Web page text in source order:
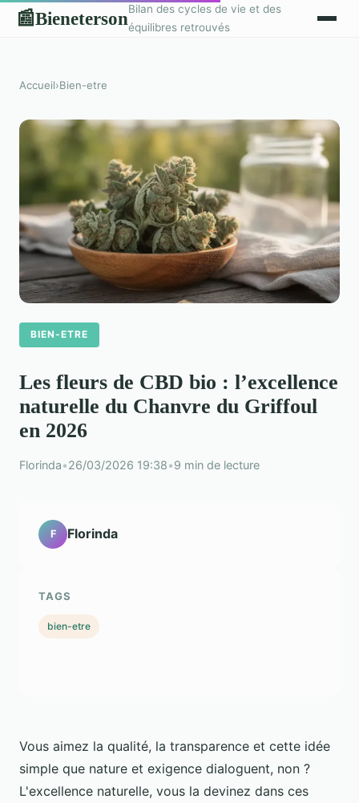
📰BienetersonBilan des cycles de vie et des
équilibres retrouvés
Accueil›Bien-etre
BIEN-ETRE
Les fleurs de CBD bio : l’excellence
naturelle du Chanvre du Griffoul
en 2026
Florinda•26/03/2026 19:38•9 min de lecture
Vous aimez la qualité, la transparence et cette idée
simple que nature et exigence dialoguent, non ?
L'excellence naturelle, vous la devinez dans ces
F Florinda
TAGS
bien-etre